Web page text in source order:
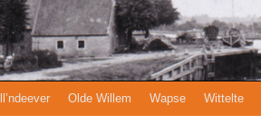
Olde Willem Wapse Wittelte